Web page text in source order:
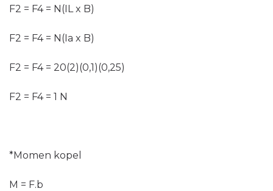
F2 = F4 = N(IL x B)
F2 = F4 = N(Ia x B)
F2 = F4 = 20(2)(0,1)(0,25)
F2 = F4 = 1 N
*Momen kopel
M = F.b